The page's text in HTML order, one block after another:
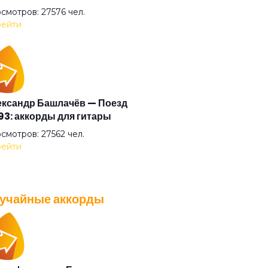
жару!
мне
свет
войны
огня
27576 чел.
Башлачёв — Поезд
аккорды для гитары
27562 чел.
— Плохо танцевать: аккорды
26039 чел.
аккорды